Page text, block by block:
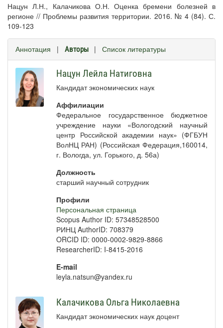
Нацун Л.Н., Калачикова О.Н. Оценка бремени болезней в
регионе // Проблемы развития территории. 2016. № 4 (84). С.
109-123
Аннотация | Авторы | Список литературы
Нацун Лейла Натиговна
Кандидат экономических наук
Аффилиации
Федеральное государственное бюджетное
учреждение науки «Вологодский научный
центр Российской академии наук» (ФГБУН
ВолНЦ РАН) (Российская Федерация,160014,
г. Вологда, ул. Горького, д. 56а)
Должность
старший научный сотрудник
Профили
Персональная страница
Scopus Author ID: 57348528500
РИНЦ AuthorID: 708379
ORCID ID: 0000-0002-9829-8866
ResearcherID: I-8415-2016
E-mail
leyla.natsun@yandex.ru
Калачикова Ольга Николаевна
Кандидат экономических наук доцент